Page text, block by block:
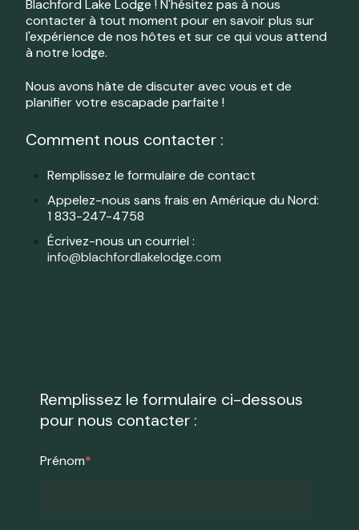
Blachford Lake Lodge ! N'hésitez pas à nous
contacter à tout moment pour en savoir plus sur
l'expérience de nos hôtes et sur ce qui vous attend
à notre lodge.
Nous avons hâte de discuter avec vous et de
planifier votre escapade parfaite !
Comment nous contacter :
Remplissez le formulaire de contact
Appelez-nous sans frais en Amérique du Nord:
1833-247-4758
Écrivez-nous un courriel :
info@blachfordlakelodge.com
Remplissez le formulaire ci-dessous
pour nous contacter :
Prénom*